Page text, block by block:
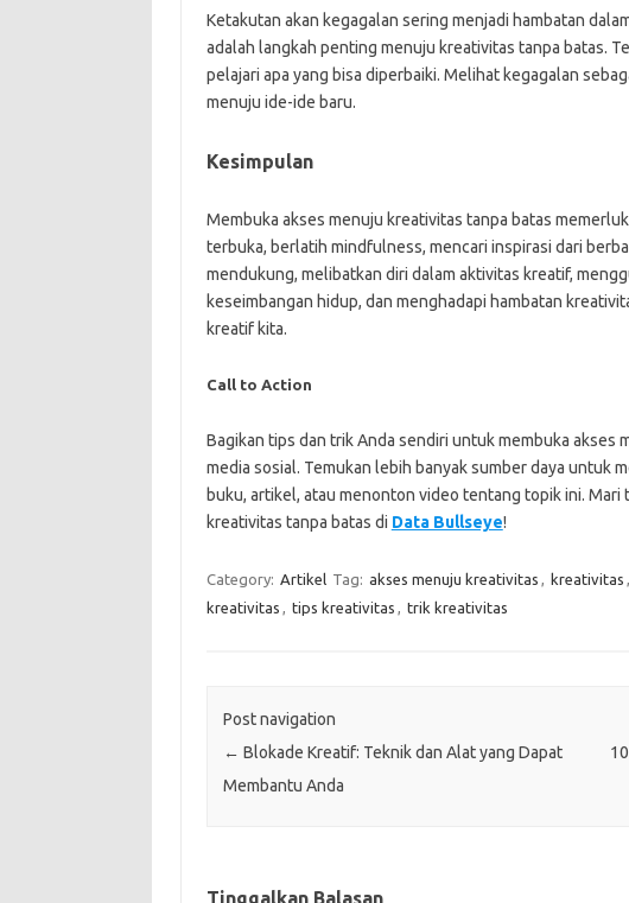
Ketakutan akan kegagalan sering menjadi hambatan
adalah langkah penting menuju kreativitas tanpa batas.
pelajari apa yang bisa diperbaiki. Melihat kegagalan
menuju ide-ide baru.
Kesimpulan
Membuka akses menuju kreativitas tanpa batas
terbuka, berlatih mindfulness, mencari inspirasi dari
mendukung, melibatkan diri dalam aktivitas kreatif,
keseimbangan hidup, dan menghadapi hambatan
kreatif kita.
Call to Action
Bagikan tips dan trik Anda sendiri untuk membuka akses
media sosial. Temukan lebih banyak sumber daya untuk
buku, artikel, atau menonton video tentang topik ini. Mari
kreativitas tanpa batas di Data Bullseye!
Category: Artikel Tag: akses menuju kreativitas , kreativitas ,
kreativitas , tips kreativitas , trik kreativitas
Post navigation
← Blokade Kreatif: Teknik dan Alat yang Dapat
Membantu Anda
Tinggalkan Balasan